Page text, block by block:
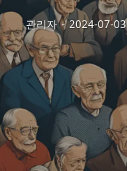
관리자 - 2024-07-03